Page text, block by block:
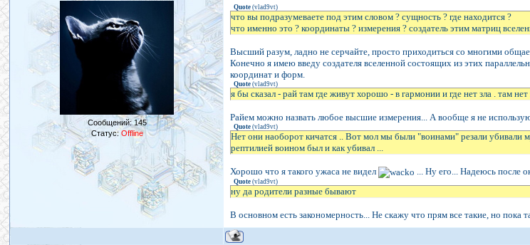
Сообщений: 145
Статус: Offline
Quote (vlad9vt)
что вы подразумеваете под этим словом ? сущность ? где находится ?
что именно это ? координаты ? измерения ? создатель этим матриц
Высший разум, ладно не серчайте, просто приходиться со многими
Конечно я имею введу создателя вселенной состоящих из этих
координат и форм.
Quote (vlad9vt)
я бы сказал - рай там где живут хорошо - в гармонии и где нет зла . там
Райем можно назвать любое высшие измерения... А вообще я не
Quote (vlad9vt)
Нет они наоборот кичатся .. Вот мол мы были "воинами" резали убивали
рептилией воином был и как убивал ...
Хорошо что я такого ужаса не видел ... Ну его... Надеюсь после
Quote (vlad9vt)
ну да родители разные бывают
В основном есть закономерность... Не скажу что прям все такие, но пока